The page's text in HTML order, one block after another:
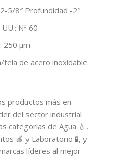
5/8″ Profundidad -2″
Nº 60
250 µm
tela de acero inoxidable
productos más en
del sector industrial
categorías de Agua 💧,
🍎 y Laboratorio 🧪, y
líderes al mejor